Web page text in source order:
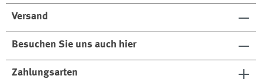
Versand
Besuchen Sie uns auch hier
Zahlungsarten